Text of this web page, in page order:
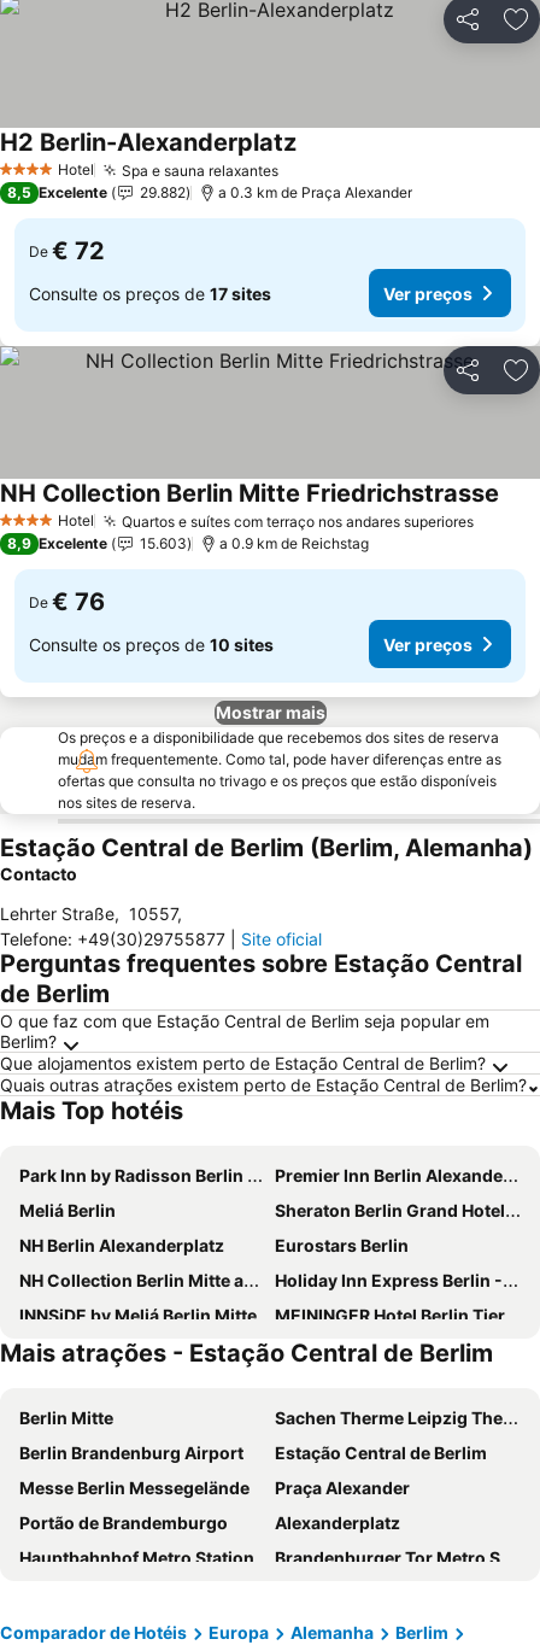
Partilhar
4 EstrelasHotel Spa e sauna relaxantesVer preços
H2 Berlin-AlexanderplatzVer preços
8,5 Excelente 29.882 a 0.3 km de Praça Alexander
De € 72
Consulte os preços de 17 sites Ver preços
Partilhar
4 EstrelasHotel Quartos e suítes com terraço nos andares superioresVer
NH Collection Berlin Mitte Friedrichstrasse
8,9 Excelente 15.603 a 0.9 km de Reichstag
De € 76
Consulte os preços de 10 sites Ver preços
Mostrar mais
Os preços e a disponibilidade que recebemos dos sites de reserva
mudam frequentemente. Como tal, pode haver diferenças entre as
ofertas que consulta no trivago e os preços que estão disponíveis
nos sites de reserva.
Estação Central de Berlim (Berlim, Alemanha)
Contacto
Lehrter Straße, 10557,
Telefone: +49(30)29755877 Site oficial
Perguntas frequentes sobre Estação Central
de Berlim
O que faz com que Estação Central de Berlim seja popular em
Berlim?
Que alojamentos existem perto de Estação Central de Berlim?
Quais outras atrações existem perto de Estação Central de Berlim?
Mais Top hotéis
Park Inn by Radisson Berlin Alexanderplatz
Premier Inn Berlin Alexanderplatz hotel
Meliá Berlin
Sheraton Berlin Grand Hotel Esplanade
NH Berlin Alexanderplatz
Eurostars Berlin
NH Collection Berlin Mitte am Checkpoint Charlie
Holiday Inn Express Berlin - Alexanderplatz By Ihg
INNSiDE by Meliá Berlin Mitte
MEININGER Hotel Berlin Tiergarten
MEININGER Hotel Berlin Hauptbahnhof
H2 Berlin-Alexanderplatz
a&o Berlin Hauptbahnhof
Hotel Riu Plaza Berlin
Pestana Berlin Tiergarten
MEININGER Hotel Berlin East Side Gallery
Garner Hotel Berlin - Gendarmenmarkt By Ihg
Hotel Aldea Berlin Centrum
Garner Hotel Berlin - Wilmersdorf By Ihg
Premier Inn Berlin City Spittelmarkt hotel
MEININGER Hotel Berlin Airport
NH Collection Berlin Mitte Friedrichstrasse
a&o Berlin Mitte
Ocak Aparthotel
Mais atrações - Estação Central de Berlim
Berlin Mitte
Sachen Therme Leipzig Thermal Spa
Berlin Brandenburg Airport
Estação Central de Berlim
Messe Berlin Messegelände
Praça Alexander
Portão de Brandemburgo
Alexanderplatz
Hauptbahnhof Metro Station
Brandenburger Tor Metro Station
Potsdamer Platz
Uber Arena
Comparador de Hotéis Europa Alemanha
Berlim